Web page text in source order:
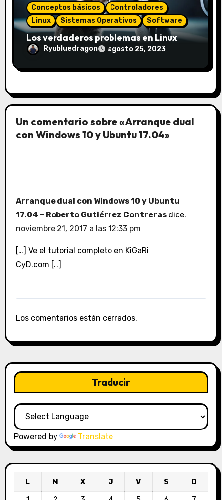
Conceptos básicos
Controladores
Linux
Sistemas Operativos Software
Los verdaderos problemas en Linux
Ryubluedragon agosto 25, 2023
Un comentario sobre «Arranque dual
con Windows 10 y Ubuntu 17.04»
Arranque dual con Windows 10 y Ubuntu
17.04 – Roberto Gutiérrez Contreras dice:
noviembre 21, 2017 a las 12:33 pm
[…] Ve el tutorial completo en KiGaRi
CyD.com […]
Los comentarios están cerrados.
Traducir
Powered by Translate
L M X J V S
D